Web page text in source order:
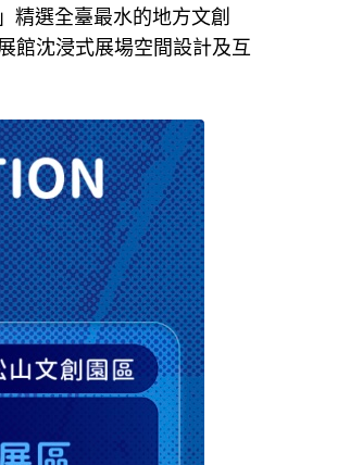
精選全臺最水的地方文創
館沈浸式展場空間設計及互